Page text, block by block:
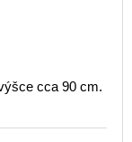
cca 90 cm.